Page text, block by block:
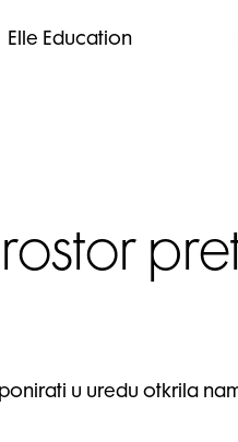
Elle Education
u uredu otkrila